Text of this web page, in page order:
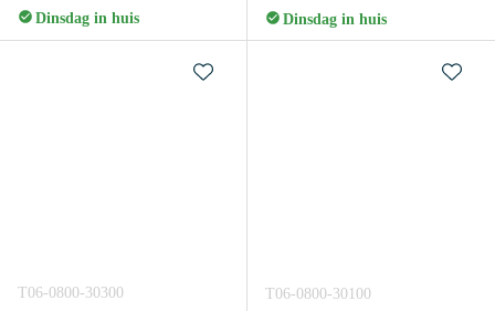
Dinsdag in huis Dinsdag in huis
T06-0800-30300 T06-0800-30100